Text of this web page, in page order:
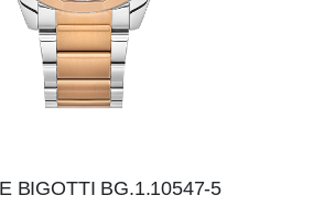
BIGOTTI BG.1.10547-5